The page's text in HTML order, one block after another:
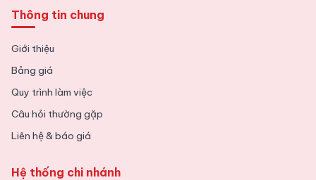
Thông tin chung
Giới thiệu
Bảng giá
Quy trình làm việc
Câu hỏi thường gặp
Liên hệ & báo giá
Hệ thống chi nhánh